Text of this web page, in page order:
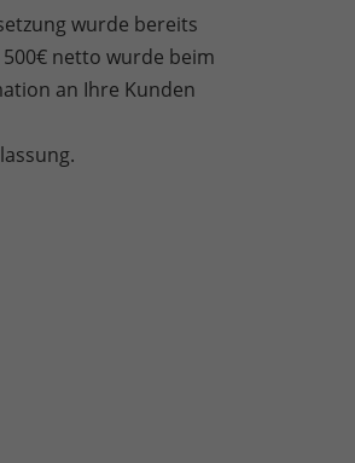
wurde bereits
netto wurde beim
an Ihre Kunden